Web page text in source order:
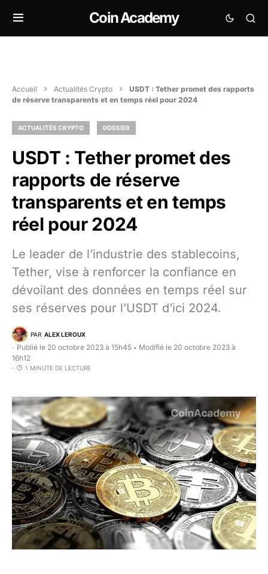
Coin Academy
Accueil Actualités Crypto
USDT : Tether promet des rapports
de réserve transparents et en temps réel pour 2024
ACTUALITÉS CRYPTO DOSSIER
USDT : Tether promet des
rapports de réserve
transparents et en temps
réel pour 2024
Le leader de l’industrie des stablecoins,
Tether, vise à renforcer la confiance en
dévoilant des données en temps réel sur
ses réserves pour l’USDT d’ici 2024.
PAR ALEX LEROUX
Publié le 20 octobre 2023 à 15h45 • Modifié le 20 octobre 2023 à
16h12
1 MINUTE DE LECTURE